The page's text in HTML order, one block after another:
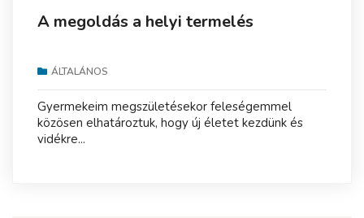
A megoldás a helyi termelés
ÁLTALÁNOS
Gyermekeim megszületésekor feleségemmel
közösen elhatároztuk, hogy új életet kezdünk és
vidékre...